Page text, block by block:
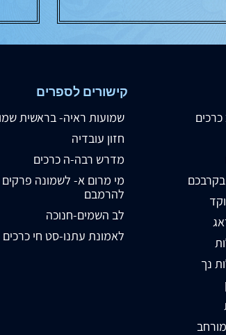
בקרבכם
נך
קישורים לספרים
שמועות ראיה- בראשית
חזון עובדיה
מדרש רבה-ה כרכים
מי מרום א- לשמונה פרקים
להרמבם
לב השמים-חנוכה
לאמונת עתנו-סט חי כרכים